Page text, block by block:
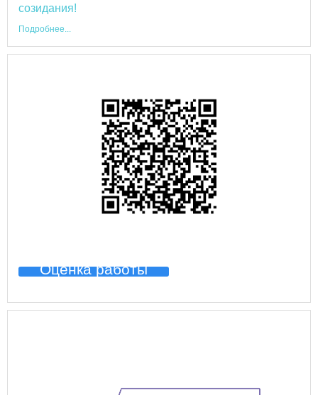
созидания!
Подробнее...
Оценка работы